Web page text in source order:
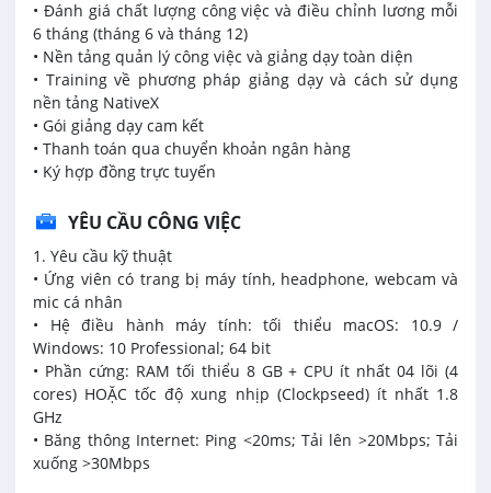
• Đánh giá chất lượng công việc và điều chỉnh lương mỗi
6 tháng (tháng 6 và tháng 12)
• Nền tảng quản lý công việc và giảng dạy toàn diện
• Training về phương pháp giảng dạy và cách sử dụng
nền tảng NativeX
• Gói giảng dạy cam kết
• Thanh toán qua chuyển khoản ngân hàng
• Ký hợp đồng trực tuyến
YÊU CẦU CÔNG VIỆC
1. Yêu cầu kỹ thuật
• Ứng viên có trang bị máy tính, headphone, webcam và
mic cá nhân
• Hệ điều hành máy tính: tối thiểu macOS: 10.9 /
Windows: 10 Professional; 64 bit
• Phần cứng: RAM tối thiểu 8 GB + CPU ít nhất 04 lõi (4
cores) HOẶC tốc độ xung nhịp (Clockpseed) ít nhất 1.8
GHz
• Băng thông Internet: Ping <20ms; Tải lên >20Mbps; Tải
xuống >30Mbps